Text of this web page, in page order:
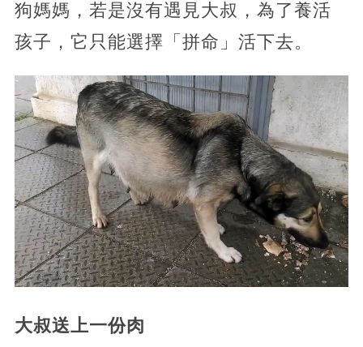
狗媽媽，若是沒有遇見大叔，為了養活
孩子，它只能選擇「拼命」活下去。
大叔送上一份肉